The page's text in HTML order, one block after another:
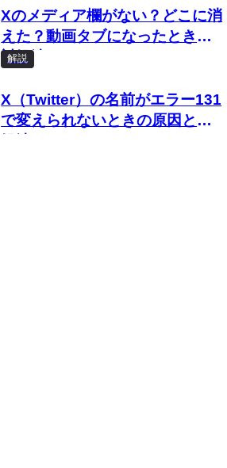
Xのメディア欄がない？どこに消
えた？動画タブになったときの
対処法
解説
X（Twitter）の名前がエラー131
で変えられないときの原因と対